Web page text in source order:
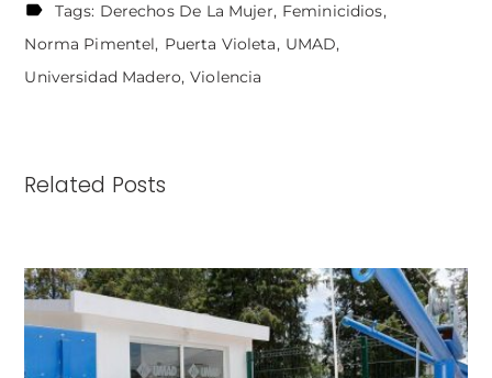
Tags: Derechos De La Mujer
Feminicidios
Norma Pimentel
Puerta Violeta
UMAD
Universidad Madero Violencia
Related Posts